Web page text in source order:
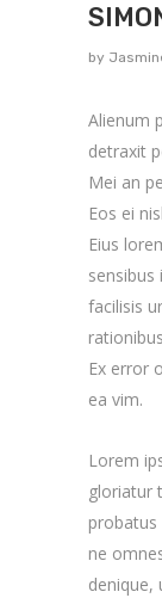
by
Alienum
detraxit
Mei an
Eos ei
Eius
facilisis
Ex error
ea vim.
Lorem
gloriatur
probatus
ne
denique,